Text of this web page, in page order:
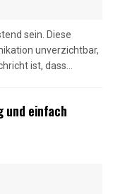
sein. Diese
unverzichtbar,
ist, dass...
und einfach